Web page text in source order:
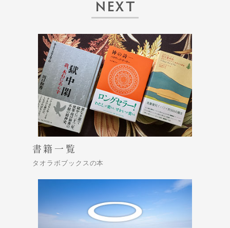
NEXT
書籍一覧
タオラボブックスの本